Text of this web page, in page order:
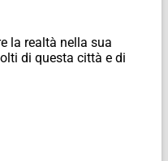
la realtà nella sua
di questa città e di